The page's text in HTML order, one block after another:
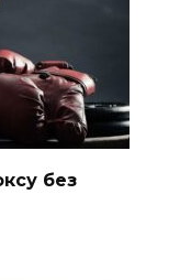
без